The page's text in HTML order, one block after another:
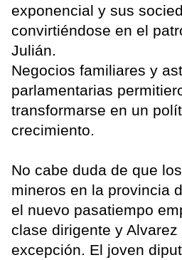
exponencial y sus
convirtiéndose en el
Julián.
Negocios familiares y
parlamentarias
transformarse en un
crecimiento.
No cabe duda de que
mineros en la provincia
el nuevo pasatiempo
clase dirigente y Alvarez
excepción. El joven